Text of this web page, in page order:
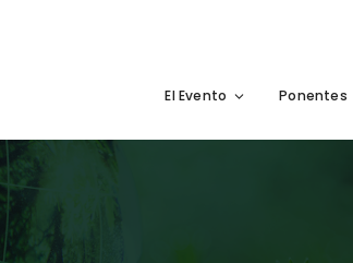
El Evento Ponentes